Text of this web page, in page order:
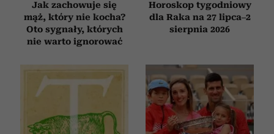
Jak zachowuje się
mąż, który nie kocha?
Oto sygnały, których
nie warto ignorować
Horoskop tygodniowy
dla Raka na 27 lipca–2
sierpnia 2026